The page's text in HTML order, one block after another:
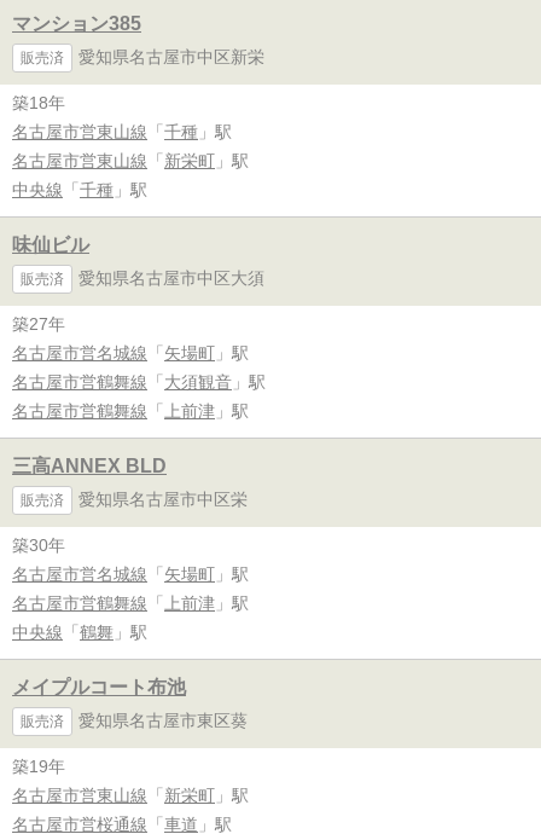
マンション385
販売済 愛知県名古屋市中区新栄
築18年
名古屋市営東山線 「 千種 」駅
名古屋市営東山線 「 新栄町 」駅
中央線 「 千種 」駅
味仙ビル
販売済 愛知県名古屋市中区大須
築27年
名古屋市営名城線 「 矢場町 」駅
名古屋市営鶴舞線 「 大須観音 」駅
名古屋市営鶴舞線 「 上前津 」駅
三高ANNEX BLD
販売済 愛知県名古屋市中区栄
築30年
名古屋市営名城線 「 矢場町 」駅
名古屋市営鶴舞線 「 上前津 」駅
中央線 「 鶴舞 」駅
メイプルコート布池
販売済 愛知県名古屋市東区葵
築19年
名古屋市営東山線 「 新栄町 」駅
名古屋市営桜通線 「 車道 」駅